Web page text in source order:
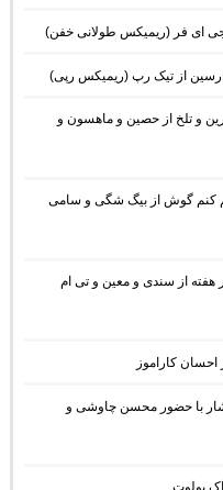
از تیک رپ (ریمیکس رپی)
و تلخ از حصین و ماهسون و
کنم گوش از بیگ شگی و سامی
هفته از سندی و معین و تی ام
احسان کاراموز
5 از دی جی یاشار با حضور محسن چاوشی و